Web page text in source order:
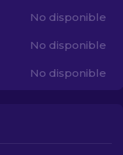
No disponible
No disponible
No disponible